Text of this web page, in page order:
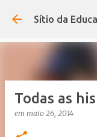
Sítio da
Todas as
em maio 26, 2014